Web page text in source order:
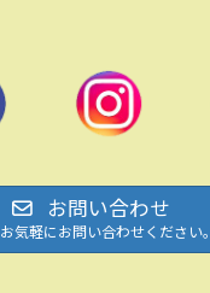
お問い合わせ
お気軽にお問い合わせください。